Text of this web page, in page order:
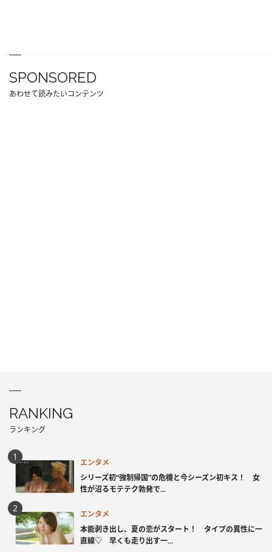
SPONSORED
あわせて読みたいコンテンツ
RANKING
ランキング
エンタメ
シリーズ初“強制帰国”の危機と今シーズン初キス！ 女
性が沼るモテテク勃発で...
エンタメ
本能剥き出し、夏の恋がスタート！ タイプの異性に一
直線♡ 早くも走り出す一...